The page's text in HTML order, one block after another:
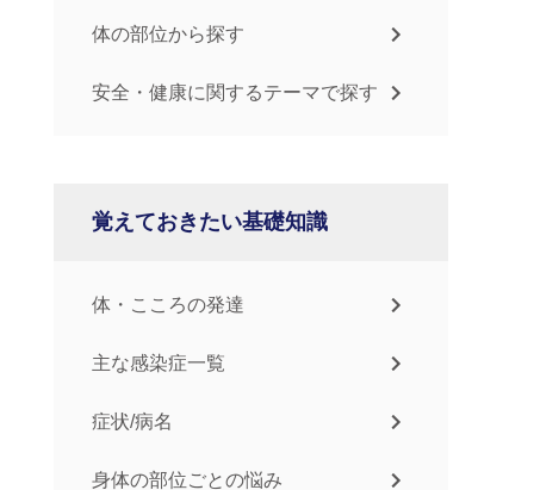
体の部位から探す
安全・健康に関するテーマで探す
覚えておきたい基礎知識
体・こころの発達
主な感染症一覧
症状/病名
身体の部位ごとの悩み